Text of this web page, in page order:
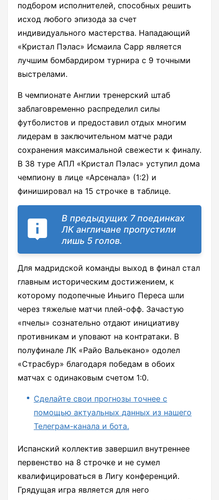
подбором исполнителей, способных решить
исход любого эпизода за счет
индивидуального мастерства. Нападающий
«Кристал Пэлас» Исмаила Сарр является
лучшим бомбардиром турнира с 9 точными
выстрелами.
В чемпионате Англии тренерский штаб
заблаговременно распределил силы
футболистов и предоставил отдых многим
лидерам в заключительном матче ради
сохранения максимальной свежести к финалу.
В 38 туре АПЛ «Кристал Пэлас» уступил дома
чемпиону в лице «Арсенала» (1:2) и
финишировал на 15 строчке в таблице.
В предыдущих 7 поединках
ЛК англичане пропустили
лишь 5 голов.
Для мадридской команды выход в финал стал
главным историческим достижением, к
которому подопечные Иньиго Переса шли
через тяжелые матчи плей-офф. Зачастую
«пчелы» сознательно отдают инициативу
противникам и уповают на контратаки. В
полуфинале ЛК «Райо Вальекано» одолел
«Страсбур» благодаря победам в обоих
матчах с одинаковым счетом 1:0.
Сделайте свои прогнозы точнее с
помощью актуальных данных из нашего
Телеграм-канала и бота.
Испанский коллектив завершил внутреннее
первенство на 8 строчке и не сумел
квалифицироваться в Лигу конференций.
Грядущая игра является для него